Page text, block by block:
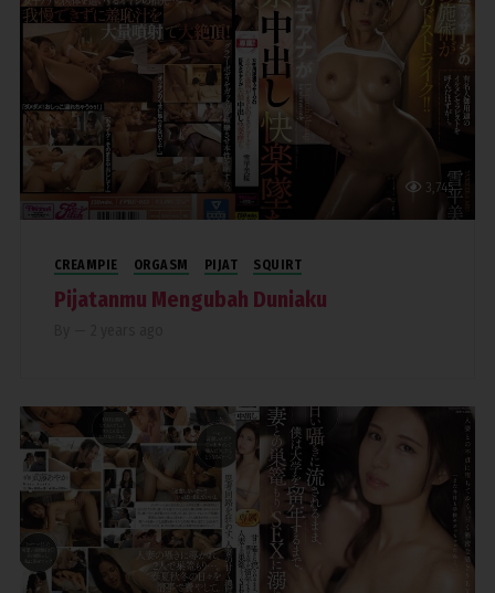
3,745
CREAMPIE ORGASM PIJAT SQUIRT
Pijatanmu Mengubah Duniaku